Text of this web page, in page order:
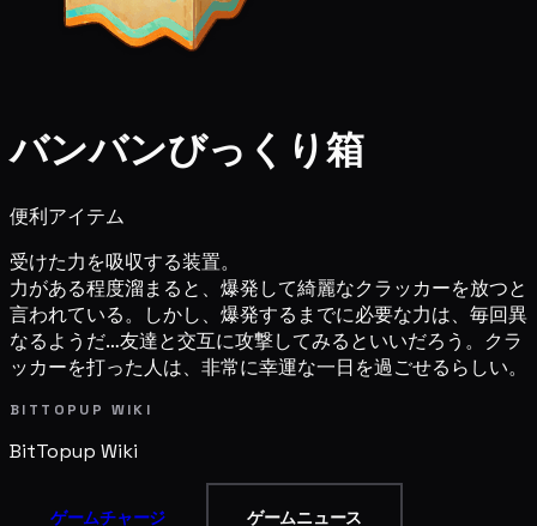
バンバンびっくり箱
便利アイテム
受けた力を吸収する装置。
力がある程度溜まると、爆発して綺麗なクラッカーを放つと
言われている。しかし、爆発するまでに必要な力は、毎回異
なるようだ…友達と交互に攻撃してみるといいだろう。クラ
ッカーを打った人は、非常に幸運な一日を過ごせるらしい。
BITTOPUP WIKI
BitTopup Wiki
ゲームチャージ ゲームニュース